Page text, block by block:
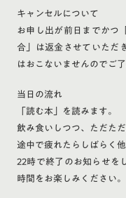
キャンセルについて
お申し出が前日までかつ
合」は返金させていただ
はおこないませんのでご了
当日の流れ
「読む本」を読みます。
飲み食いしつつ、ただただ
途中で疲れたらしばらく
22時で終了のお知らせを
時間をお楽しみください。